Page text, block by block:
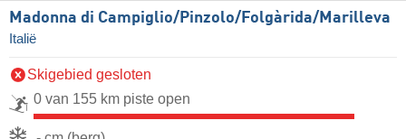
Madonna di Campiglio/​Pinzolo/​Folgàrida/​Marilleva
Italië
Skigebied gesloten
0 van 155 km piste open